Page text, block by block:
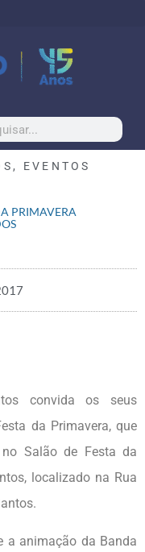
, EVENTOS
PRIMAVERA
convida os seus
da Primavera, que
Salão de Festa da
localizado na Rua
a animação da Banda